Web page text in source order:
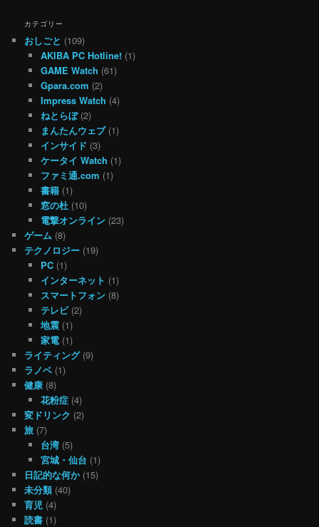
カテゴリー
おしごと (109)
AKIBA PC Hotline!(1)
GAME Watch (61)
Gpara.com (2)
Impress Watch (4)
ねとらぼ(2)
まんたんウェブ(1)
インサイド (3)
ケータイ Watch (1)
ファミ通.com (1)
書籍(1)
窓の杜(10)
電撃オンライン(23)
ゲーム (8)
テクノロジー (19)
PC(1)
インターネット (1)
スマートフォン(8)
テレビ(2)
地震(1)
家電(1)
ライティング(9)
ラノベ (1)
健康 (8)
花粉症(4)
変ドリンク (2)
旅 (7)
台湾(5)
宮城・仙台 (1)
日記的な何か(15)
未分類(40)
育児 (4)
読書 (1)